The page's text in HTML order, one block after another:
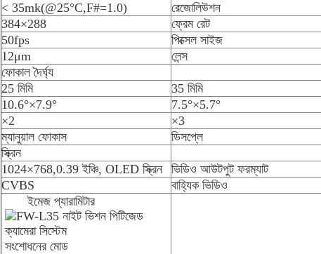
< 35mk(@25°C,F#=1.0)
রেজোলিউশন
384×288
ফ্রেম রেট
50fps
পিক্সেল সাইজ
12μm
লেন্স
ফোকাল দৈর্ঘ্য
25 মিমি
35 মিমি
10.6°×7.9°
7.5°×5.7°
×2
×3
ম্যানুয়াল ফোকাস
ডিসপ্লে
স্ক্রিন
1024×768,0.39 ইঞ্চি, OLED স্ক্রিন
ভিডিও আউটপুট ফরম্যাট
CVBS
বাহ্যিক ভিডিও
ইমেজ প্যারামিটার
সংশোধনের মোড